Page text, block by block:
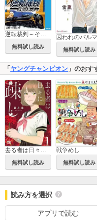
無料試し読み
囚われのパルマ
無料試し読み
「 ヤングチャンピオン 」のおす
去る者は日々に疎し
無料試し読み
戦争めし
無料試し読み
読み方を選択
アプリで読む